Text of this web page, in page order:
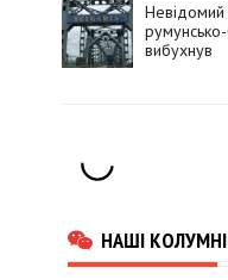
вибухнув
НАШІ